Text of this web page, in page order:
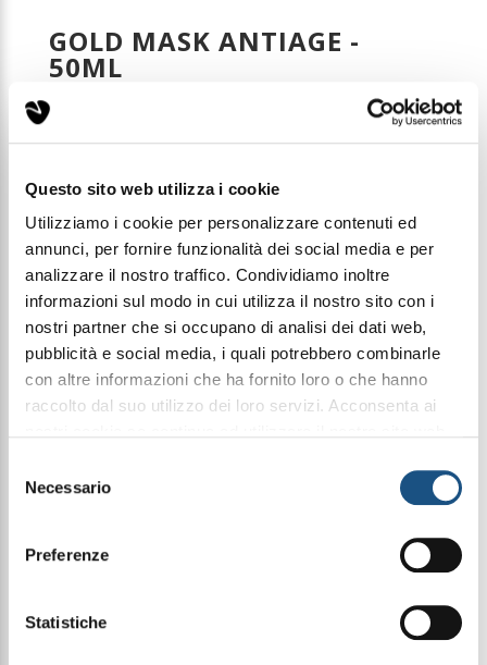
Questo sito web utilizza i cookie
Utilizziamo i cookie per personalizzare contenuti ed
annunci, per fornire funzionalità dei social media e per
analizzare il nostro traffico. Condividiamo inoltre
informazioni sul modo in cui utilizza il nostro sito con i
nostri partner che si occupano di analisi dei dati web,
pubblicità e social media, i quali potrebbero combinarle
con altre informazioni che ha fornito loro o che hanno
raccolto dal suo utilizzo dei loro servizi. Acconsenta ai
delNecessario
Preferenze
Statistiche
GOLD MASK ANTIAGE -
50ML
Prezzo di listino:
€ 22,99
Condividi questo articolo sui social
Facebook WhatsApp
Cosmetica
Gold Mask AntiAge - 50Ml
Rivitalizza la tua pelle con la Gold Mask AntiAge,
questa maschera riduce rughe e linee sottili,
migliorando l'elasticità per un aspetto più giovane.